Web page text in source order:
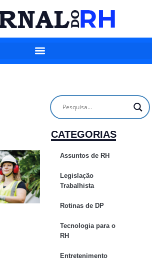
CATEGORIAS
Assuntos de RH
Legislação
Trabalhista
Rotinas de DP
Tecnologia para o
RH
Entretenimento